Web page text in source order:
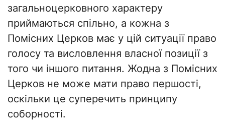
загальноцерковного характеру
приймаються спільно, а кожна з
Помісних Церков має у цій ситуації право
голосу та висловлення власної позиції з
того чи іншого питання. Жодна з Помісних
Церков не може мати право першості,
оскільки це суперечить принципу
соборності.